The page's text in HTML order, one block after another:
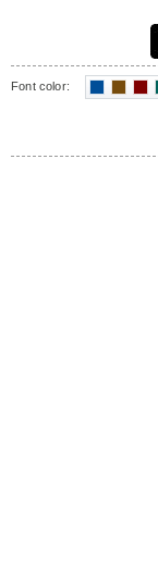
Font color: